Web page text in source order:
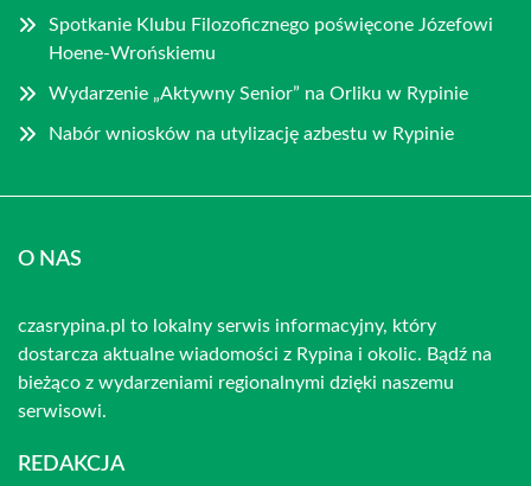
Spotkanie Klubu Filozoficznego poświęcone Józefowi
Hoene-Wrońskiemu
Wydarzenie „Aktywny Senior” na Orliku w Rypinie
Nabór wniosków na utylizację azbestu w Rypinie
O NAS
czasrypina.pl to lokalny serwis informacyjny, który
dostarcza aktualne wiadomości z Rypina i okolic. Bądź na
bieżąco z wydarzeniami regionalnymi dzięki naszemu
serwisowi.
REDAKCJA